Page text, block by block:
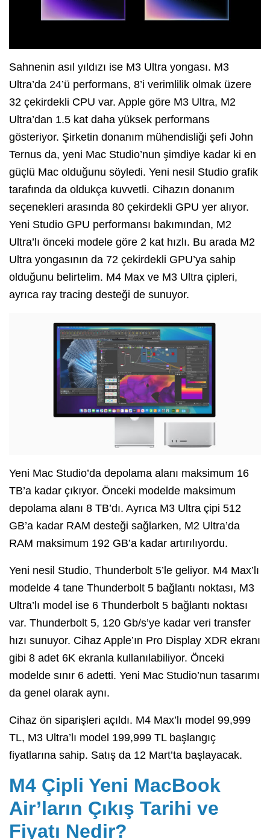
Sahnenin asıl yıldızı ise M3 Ultra yongası. M3
Ultra’da 24’ü performans, 8’i verimlilik olmak üzere
32 çekirdekli CPU var. Apple göre M3 Ultra, M2
Ultra’dan 1.5 kat daha yüksek performans
gösteriyor. Şirketin donanım mühendisliği şefi John
Ternus da, yeni Mac Studio’nun şimdiye kadar ki en
güçlü Mac olduğunu söyledi. Yeni nesil Studio grafik
tarafında da oldukça kuvvetli. Cihazın donanım
seçenekleri arasında 80 çekirdekli GPU yer alıyor.
Yeni Studio GPU performansı bakımından, M2
Ultra’lı önceki modele göre 2 kat hızlı. Bu arada M2
Ultra yongasının da 72 çekirdekli GPU’ya sahip
olduğunu belirtelim. M4 Max ve M3 Ultra çipleri,
ayrıca ray tracing desteği de sunuyor.
Yeni Mac Studio’da depolama alanı maksimum 16
TB’a kadar çıkıyor. Önceki modelde maksimum
depolama alanı 8 TB’dı. Ayrıca M3 Ultra çipi 512
GB’a kadar RAM desteği sağlarken, M2 Ultra’da
RAM maksimum 192 GB’a kadar artırılıyordu.
Yeni nesil Studio, Thunderbolt 5’le geliyor. M4 Max’lı
modelde 4 tane Thunderbolt 5 bağlantı noktası, M3
Ultra’lı model ise 6 Thunderbolt 5 bağlantı noktası
var. Thunderbolt 5, 120 Gb/s’ye kadar veri transfer
hızı sunuyor. Cihaz Apple’ın Pro Display XDR ekranı
gibi 8 adet 6K ekranla kullanılabiliyor. Önceki
modelde sınır 6 adetti. Yeni Mac Studio’nun tasarımı
da genel olarak aynı.
Cihaz ön siparişleri açıldı. M4 Max’lı model 99,999
TL, M3 Ultra’lı model 199,999 TL başlangıç
fiyatlarına sahip. Satış da 12 Mart’ta başlayacak.
M4 Çipli Yeni MacBook
Air’ların Çıkış Tarihi ve
Fiyatı Nedir?